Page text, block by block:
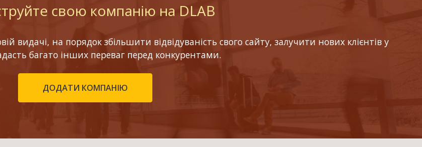
свою компанію на DLAB
на порядок збільшити відвідуваність свого сайту, залучити нових клієнтів у
багато інших переваг перед конкурентами.
ДОДАТИ КОМПАНІЮ